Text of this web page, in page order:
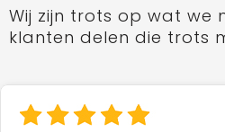
Wij zijn trots op wat we
klanten delen die trots